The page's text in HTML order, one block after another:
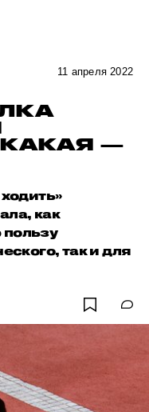
11 апреля 2022
—
как
так и для